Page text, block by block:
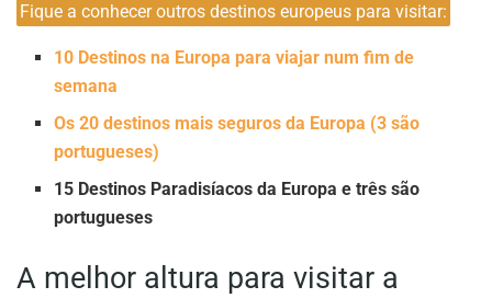
Fique a conhecer outros destinos europeus para visitar:
10 Destinos na Europa para viajar num fim de
semana
Os 20 destinos mais seguros da Europa (3 são
portugueses)
15 Destinos Paradisíacos da Europa e três são
portugueses
A melhor altura para visitar a